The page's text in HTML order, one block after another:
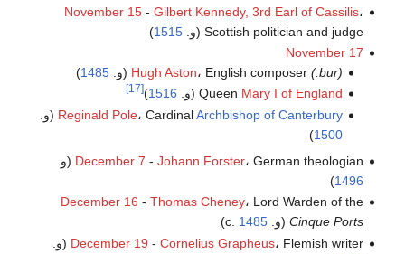
November 15- Gilbert Kennedy, 3rd Earl of Cassilis،
Scottish politician and judge (و.
1515
)
November 17
(bur.)
Hugh Aston، English composer (و. 1485
)
Queen Mary I of England (و. 1516
)
[17]
Reginald Pole، CardinalArchbishop of Canterbury
(و.
1500
)
December 7 - Johann Forster، German theologian (و.
1496
)
December 16 - Thomas Cheney، Lord Warden of the
Cinque Ports (و. c.1485
)
December 19 - Cornelius Grapheus، Flemish writer (و.